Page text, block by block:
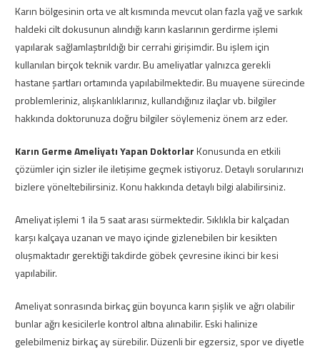
Karın bölgesinin orta ve alt kısmında mevcut olan fazla yağ ve sarkık
haldeki cilt dokusunun alındığı karın kaslarının gerdirme işlemi
yapılarak sağlamlaştırıldığı bir cerrahi girişimdir. Bu işlem için
kullanılan birçok teknik vardır. Bu ameliyatlar yalnızca gerekli
hastane şartları ortamında yapılabilmektedir. Bu muayene sürecinde
problemleriniz, alışkanlıklarınız, kullandığınız ilaçlar vb. bilgiler
hakkında doktorunuza doğru bilgiler söylemeniz önem arz eder.
Karın Germe Ameliyatı Yapan DoktorlarKonusunda en etkili
çözümler için sizler ile iletişime geçmek istiyoruz. Detaylı sorularınızı
bizlere yöneltebilirsiniz. Konu hakkında detaylı bilgi alabilirsiniz.
Ameliyat işlemi 1 ila 5 saat arası sürmektedir. Sıklıkla bir kalçadan
karşı kalçaya uzanan ve mayo içinde gizlenebilen bir kesikten
oluşmaktadır gerektiği takdirde göbek çevresine ikinci bir kesi
yapılabilir.
Ameliyat sonrasında birkaç gün boyunca karın şişlik ve ağrı olabilir
bunlar ağrı kesicilerle kontrol altına alınabilir. Eski halinize
gelebilmeniz birkaç ay sürebilir. Düzenli bir egzersiz, spor ve diyetle